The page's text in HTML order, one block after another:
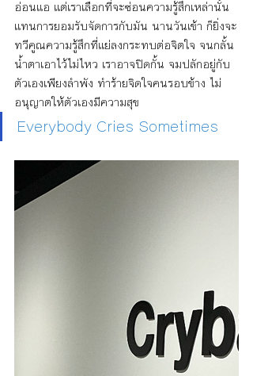
อ่อนแอ แต่เราเลือกที่จะซ่อนความรู้สึกเหล่านั้น
แทนการยอมรับจัดการกับมัน นานวันเข้า ก็ยิ่งจะ
ทวีคูณความรู้สึกที่แย่ลงกระทบต่อจิตใจ จนกลั้น
น้ำตาเอาไว้ไม่ไหว เราอาจปิดกั้น จมปลักอยู่กับ
ตัวเองเพียงลำพัง ทำร้ายจิดใจคนรอบข้าง ไม่
อนุญาตให้ตัวเองมีความสุข
Everybody Cries Sometimes